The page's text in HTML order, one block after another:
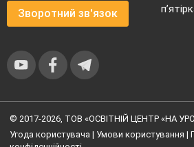
Зворотний зв'язок
© 2017-2026, ТОВ «ОСВІТНІЙ ЦЕНТР «НА
Угода користувача | Умови користування |